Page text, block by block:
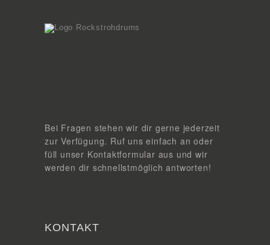
Bei Fragen stehen wir dir gerne jederzeit
zur Verfügung. Ruf uns einfach an oder
füll unser Kontaktformular aus und wir
werden dir schnellstmöglich antworten!
KONTAKT